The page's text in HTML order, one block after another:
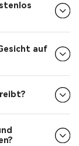
auf